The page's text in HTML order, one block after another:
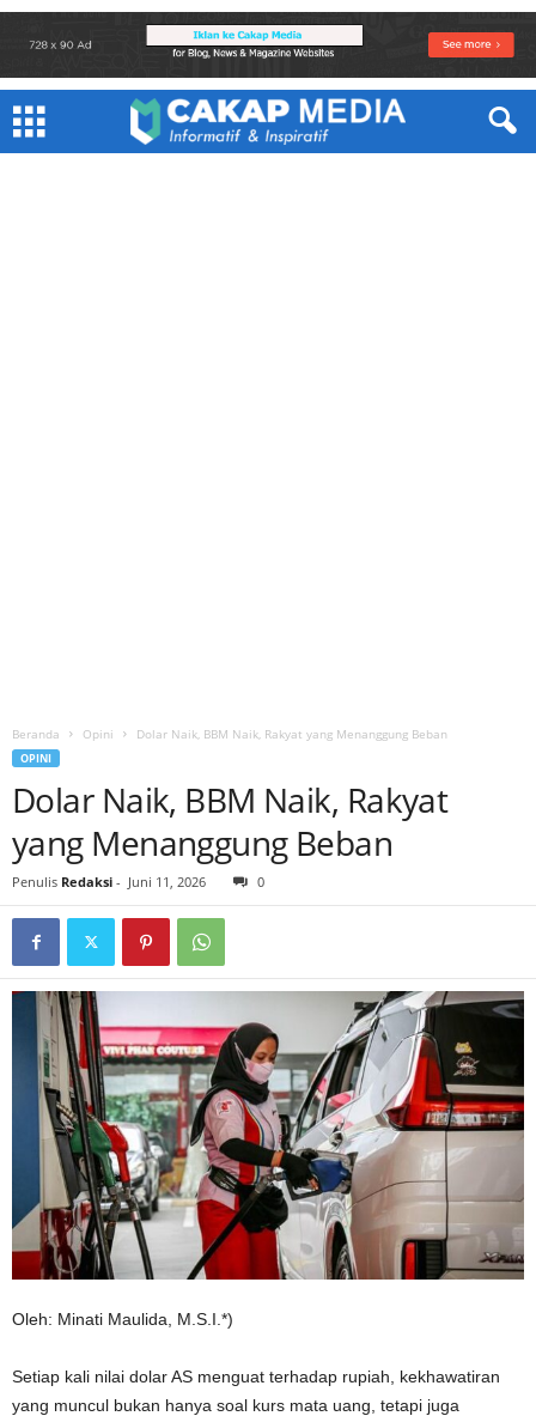
Beranda Opini Dolar Naik, BBM Naik, Rakyat yang Menanggung Beban
OPINI
Dolar Naik, BBM Naik, Rakyat
yang Menanggung Beban
Penulis Redaksi - Juni 11, 2026 0
Oleh: Minati Maulida, M.S.I.*)
Setiap kali nilai dolar AS menguat terhadap rupiah, kekhawatiran
yang muncul bukan hanya soal kurs mata uang, tetapi juga